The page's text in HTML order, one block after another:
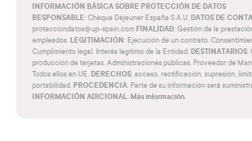
INFORMACIÓN BÁSICA SOBRE PROTECCIÓN DE DATOS
RESPONSABLE: Chèque Déjeuner España S.A.U. DATOS DE
protecciondatos@up-spain.comFINALIDAD: Gestión de la
empleados. LEGITIMACIÓN: Ejecución de un contrato.
Cumplimiento legal. Interés legítimo de la Entidad. DESTINATARIOS:
producción de tarjetas. Administraciones públicas. Proveedor de
Todos ellos en UE. DERECHOS: acceso, rectificación, supresión,
portabilidad. PROCEDENCIA: Parte de su información será
INFORMACIÓN ADICIONAL: Más información.